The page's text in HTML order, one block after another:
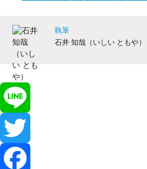
執筆
石井 知哉（いしい ともや）